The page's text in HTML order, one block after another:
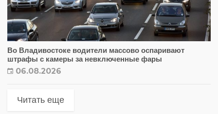
Во Владивостоке водители массово оспаривают
штрафы с камеры за невключенные фары
06.08.2026
Читать еще